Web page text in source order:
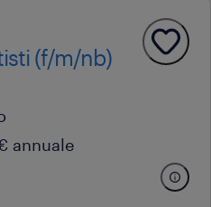
(f/m/nb)
annuale